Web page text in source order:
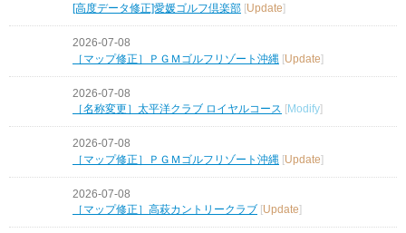
[高度データ修正]愛媛ゴルフ倶楽部 Update
2026-07-08
［マップ修正］ＰＧＭゴルフリゾート沖縄 [Update]
2026-07-08
［名称変更］太平洋クラブ ロイヤルコース [Modify]
2026-07-08
［マップ修正］ＰＧＭゴルフリゾート沖縄 [Update]
2026-07-08
［マップ修正］高萩カントリークラブ [Update]